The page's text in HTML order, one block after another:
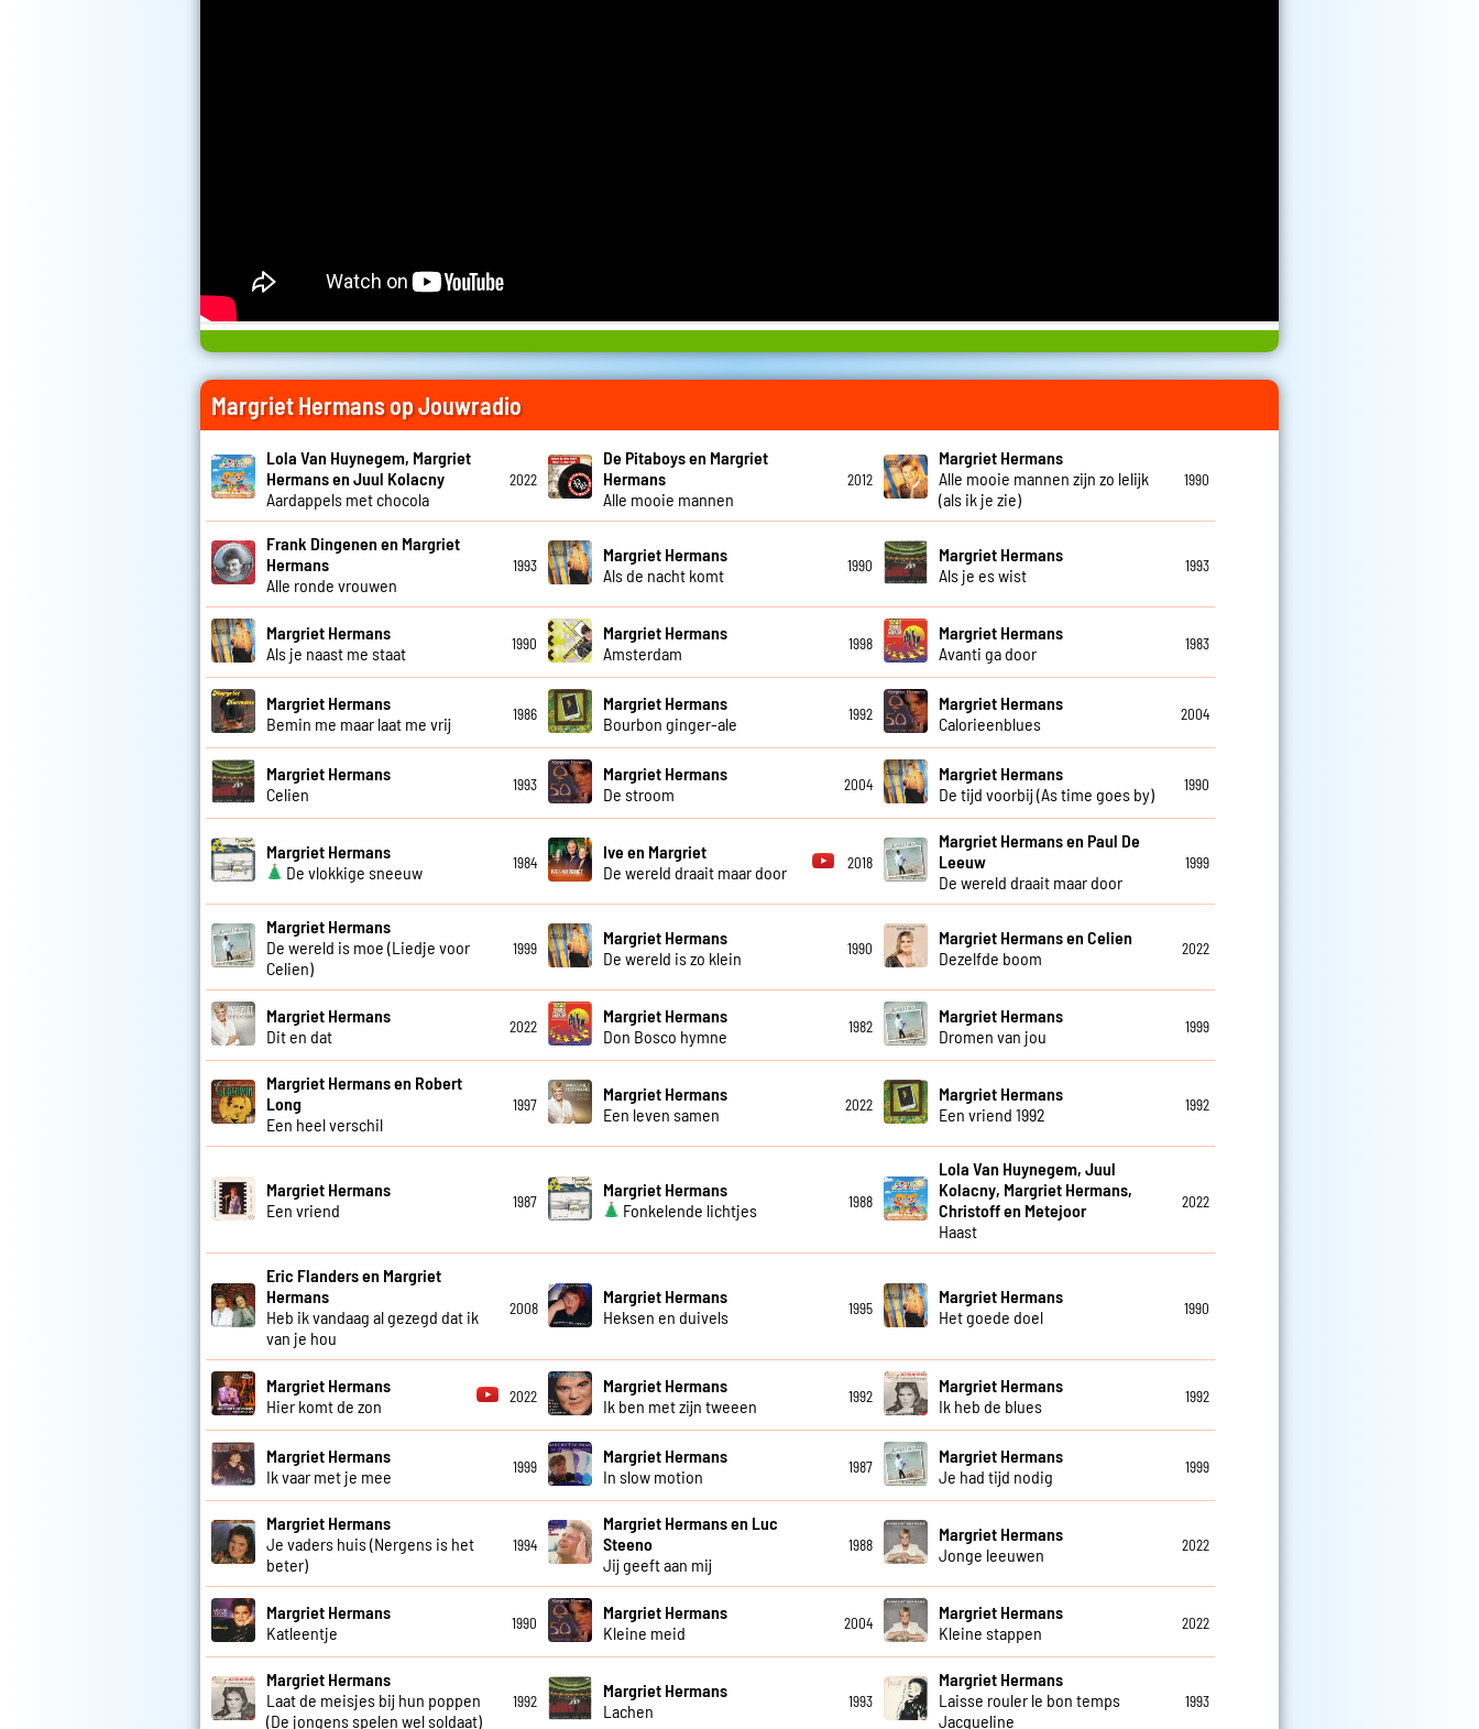
Margriet Hermans op Jouwradio
Lola Van Huynegem, Margriet
Hermans en Juul Kolacny
Aardappels met chocola
2022
De Pitaboys en Margriet
Hermans
Alle mooie mannen
2012
Margriet Hermans
Alle mooie mannen zijn zo lelijk
(als ik je zie)
1990
Frank Dingenen en Margriet
Hermans
Alle ronde vrouwen
1993
Margriet Hermans
Als de nacht komt
1990
Margriet Hermans
Als je es wist
1993
Margriet Hermans
Als je naast me staat
1990
Margriet Hermans
Amsterdam
1998
Margriet Hermans
Avanti ga door
1983
Margriet Hermans
Bemin me maar laat me vrij
1986
Margriet Hermans
Bourbon ginger-ale
1992
Margriet Hermans
Calorieenblues
2004
Margriet Hermans
Celien
1993
Margriet Hermans
De stroom
2004
Margriet Hermans
De tijd voorbij (As time goes by)
1990
Margriet Hermans
De vlokkige sneeuw
1984
Ive en Margriet
De wereld draait maar door
2018
Margriet Hermans en Paul De
Leeuw
De wereld draait maar door
1999
Margriet Hermans
De wereld is moe (Liedje voor
Celien)
1999
Margriet Hermans
De wereld is zo klein
1990
Margriet Hermans en Celien
Dezelfde boom
2022
Margriet Hermans
Dit en dat
2022
Margriet Hermans
Don Bosco hymne
1982
Margriet Hermans
Dromen van jou
1999
Margriet Hermans en Robert
Long
Een heel verschil
1997
Margriet Hermans
Een leven samen
2022
Margriet Hermans
Een vriend 1992
1992
Margriet Hermans
Een vriend
1987
Margriet Hermans
Fonkelende lichtjes
1988
Lola Van Huynegem, Juul
Kolacny, Margriet Hermans,
Christoff en Metejoor
Haast
2022
Eric Flanders en Margriet
Hermans
Heb ik vandaag al gezegd dat ik
van je hou
2008
Margriet Hermans
Heksen en duivels
1995
Margriet Hermans
Het goede doel
1990
Margriet Hermans
Hier komt de zon
2022
Margriet Hermans
Ik ben met zijn tweeen
1992
Margriet Hermans
Ik heb de blues
1992
Margriet Hermans
Ik vaar met je mee
1999
Margriet Hermans
In slow motion
1987
Margriet Hermans
Je had tijd nodig
1999
Margriet Hermans
Je vaders huis (Nergens is het
beter)
1994
Margriet Hermans en Luc
Steeno
Jij geeft aan mij
1988
Margriet Hermans
Jonge leeuwen
2022
Margriet Hermans
Katleentje
1990
Margriet Hermans
Kleine meid
2004
Margriet Hermans
Kleine stappen
2022
Margriet Hermans
Laat de meisjes bij hun poppen
(De jongens spelen wel soldaat)
1992
Margriet Hermans
Lachen
1993
Margriet Hermans
Laisse rouler le bon temps
Jacqueline
1993